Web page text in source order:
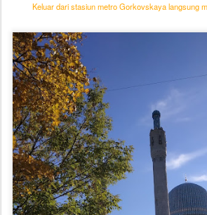
Keluar dari stasiun metro Gorkovskaya langsung